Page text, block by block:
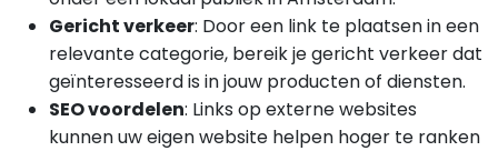
Gericht verkeer: Door een link te plaatsen in een
relevante categorie, bereik je gericht verkeer dat
geïnteresseerd is in jouw producten of diensten.
SEO voordelen: Links op externe websites
kunnen uw eigen website helpen hoger te ranken